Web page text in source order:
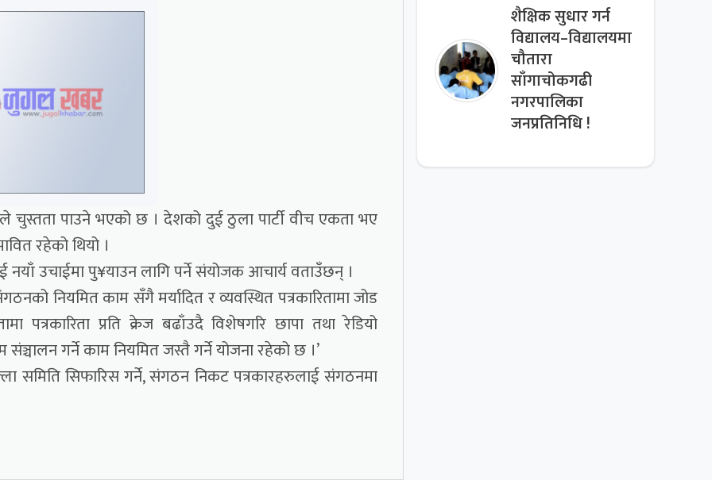
पाउने भएको छ । देशको दुई ठुला पार्टी वीच एकता भए
रहेको थियो ।
उचाईमा पु¥याउन लागि पर्ने संयोजक आचार्य वताउँछन् ।
नियमित काम सँगै मर्यादित र व्यवस्थित पत्रकारितामा जोड
पत्रकारिता प्रति क्रेज बढाँउदै विशेषगरि छापा तथा रेडियो
संञ्चालन गर्ने काम नियमित जस्तै गर्ने योजना रहेको छ ।’
सिफारिस गर्ने, संगठन निकट पत्रकारहरुलाई संगठनमा
शैक्षिक सुधार गर्न
विद्यालय–विद्यालयमा
चौतारा
साँगाचोकगढी
नगरपालिका
जनप्रतिनिधि !